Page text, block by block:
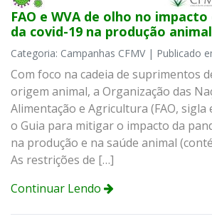
FAO e WVA de olho no
da covid-19 na produção animal
Categoria: Campanhas CFMV | Publicado
Com foco na cadeia de suprimentos
origem animal, a Organização das
Alimentação e Agricultura (FAO, sigla
o Guia para mitigar o impacto da
na produção e na saúde animal
As restrições de […]
Continuar Lendo